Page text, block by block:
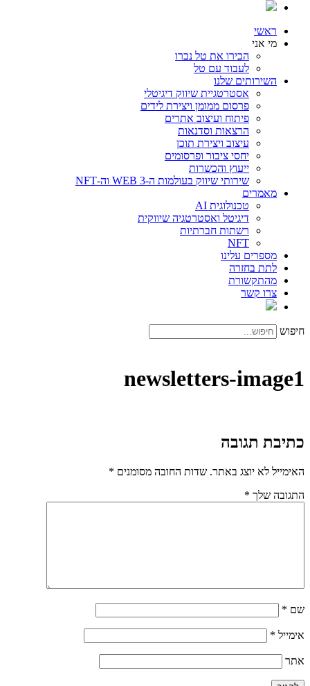
ראשי
מי אני
הכירו את טל נברו
לעבוד עם טל
השירותים שלנו
אסטרטגיית שיווק דיגיטלי
פרסום ממומן ויצירת לידים
פיתוח ועיצוב אתרים
הרצאות וסדנאות
עיצוב ויצירת תוכן
יחסי ציבור ופרסומים
ייעוץ והכשרות
שירותי שיווק בעולמות ה-WEB 3 וה-NFT
מאמרים
טכנולוגית AI
דיגיטל ואסטרטגיה שיווקית
רשתות חברתיות
NFT
מספרים עלינו
לתת בחזרה
מהתקשורת
צרו קשר
חיפוש
newsletters-image1
כתיבת תגובה
האימייל לא יוצג באתר. שדות החובה מסומנים *
התגובה שלך *
שם *
אימייל *
אתר